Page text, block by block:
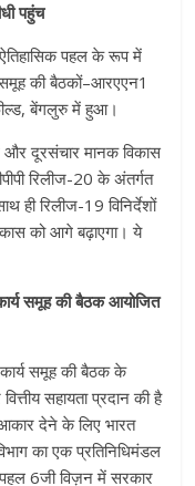
पहुंच
पहल के रूप में
की बैठकों–आरएएन1
बेंगलुरु में हुआ।
दूरसंचार मानक विकास
रिलीज-20 के अंतर्गत
ही रिलीज-19 विनिर्देशों
को आगे बढ़ाएगा। ये
समूह की बैठक आयोजित
समूह की बैठक के
सहायता प्रदान की है
आकार देने के लिए भारत
का एक प्रतिनिधिमंडल
6जी विज़न में सरकार